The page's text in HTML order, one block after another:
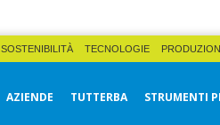
SOSTENIBILITÀ TECNOLOGIE
AZIENDE TUTTERBA STRUMENTI